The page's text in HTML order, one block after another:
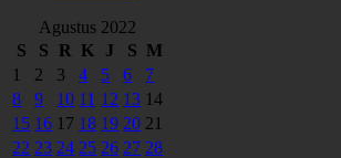
Agustus 2022
S
S R K J S M
1
2 3 4 5 6
7
8
9 10 11 12 13 14
15 16 17 18 19 20 21
22 23 24 25 26 27 28